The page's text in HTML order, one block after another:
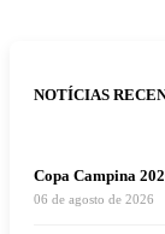
NOTÍCIAS
Copa Campina
06 de agosto de 2026